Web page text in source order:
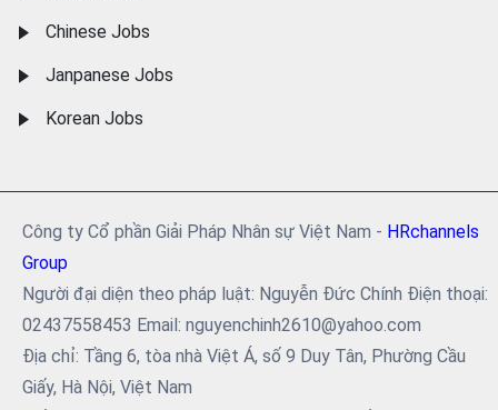
Chinese Jobs
Janpanese Jobs
Korean Jobs
Công ty Cổ phần Giải Pháp Nhân sự Việt Nam - HRchannels
Group
Người đại diện theo pháp luật: Nguyễn Đức Chính Điện thoại:
02437558453 Email: nguyenchinh2610@yahoo.com
Địa chỉ: Tầng 6, tòa nhà Việt Á, số 9 Duy Tân, Phường Cầu
Giấy, Hà Nội, Việt Nam